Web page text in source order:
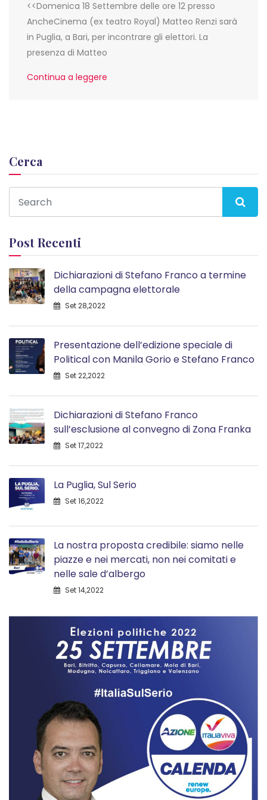
<<Domenica 18 Settembre delle ore 12 presso
AncheCinema (ex teatro Royal) Matteo Renzi sarà
in Puglia, a Bari, per incontrare gli elettori. La
presenza di Matteo
Continua a leggere
Cerca
Post Recenti
Dichiarazioni di Stefano Franco a termine
della campagna elettorale
Set 28,2022
Presentazione dell’edizione speciale di
Political con Manila Gorio e Stefano Franco
Set 22,2022
Dichiarazioni di Stefano Franco
sull’esclusione al convegno di Zona Franka
Set 17,2022
La Puglia, Sul Serio
Set 16,2022
La nostra proposta credibile: siamo nelle
piazze e nei mercati, non nei comitati e
nelle sale d’albergo
Set 14,2022